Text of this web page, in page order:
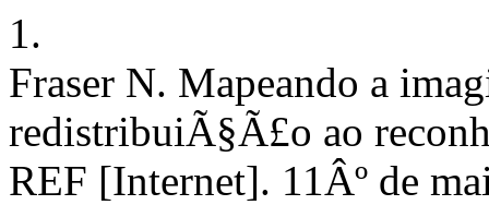
1.
Fraser N. Mapeando a
redistribuiÃ§Ã£o ao
REF [Internet]. 11Âº de